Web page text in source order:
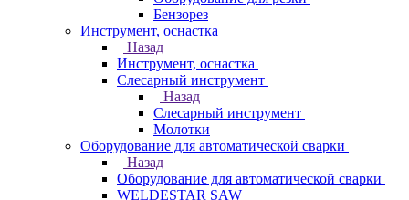
Бензорез
Инструмент, оснастка
Назад
Инструмент, оснастка
Слесарный инструмент
Назад
Слесарный инструмент
Молотки
Оборудование для автоматической сварки
Назад
Оборудование для автоматической сварки
WELDESTAR SAW